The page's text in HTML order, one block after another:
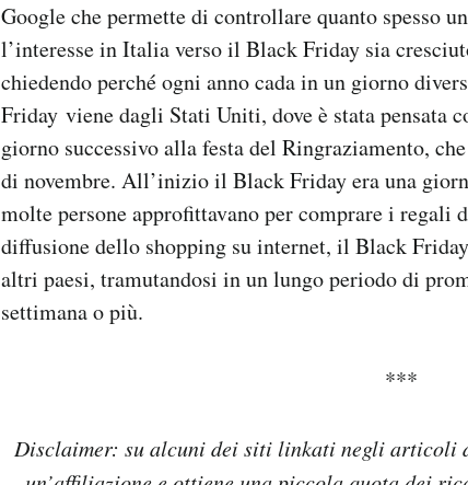
Google che permette di controllare quanto spesso
l’interesse in Italia verso il Black Friday sia
chiedendo perché ogni anno cada in un giorno
Friday viene dagli Stati Uniti, dove è stata pensata
giorno successivo alla festa del Ringraziamento,
di novembre. All’inizio il Black Friday era una
molte persone approfittavano per comprare i regali
diffusione dello shopping su internet, il Black
altri paesi, tramutandosi in un lungo periodo di
settimana o più.
***
Disclaimer: su alcuni dei siti linkati negli articoli